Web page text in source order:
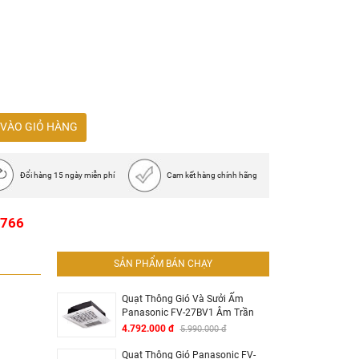
GIỎ HÀNG
Đổi hàng 15 ngày miễn phí Cam kết hàng chính hãng
SẢN PHẨM BÁN CHẠY
Quạt Thông Gió Và Sưởi Ấm
Panasonic FV-27BV1 Âm Trần
4.792.000 đ 5.990.000 đ
Quạt Thông Gió Panasonic FV-